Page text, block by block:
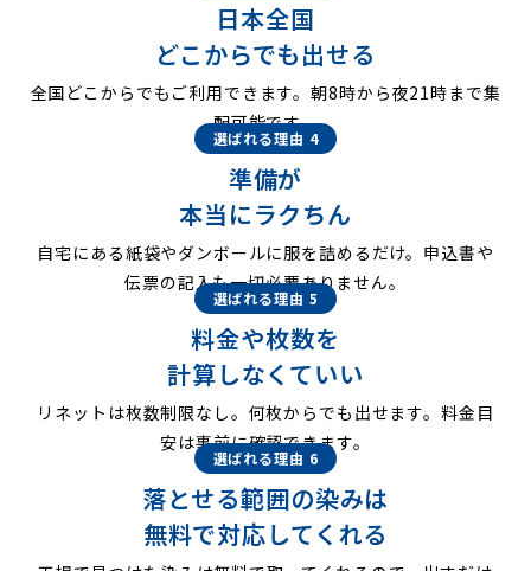
日本全国
どこからでも出せる
全国どこからでもご利用できます。朝8時から夜21時まで集
配可能です。
選ばれる理由 4
準備が
本当にラクちん
自宅にある紙袋やダンボールに服を詰めるだけ。申込書や
伝票の記入も一切必要ありません。
選ばれる理由 5
料金や枚数を
計算しなくていい
リネットは枚数制限なし。何枚からでも出せます。料金目
安は事前に確認できます。
選ばれる理由 6
落とせる範囲の染みは
無料で対応してくれる